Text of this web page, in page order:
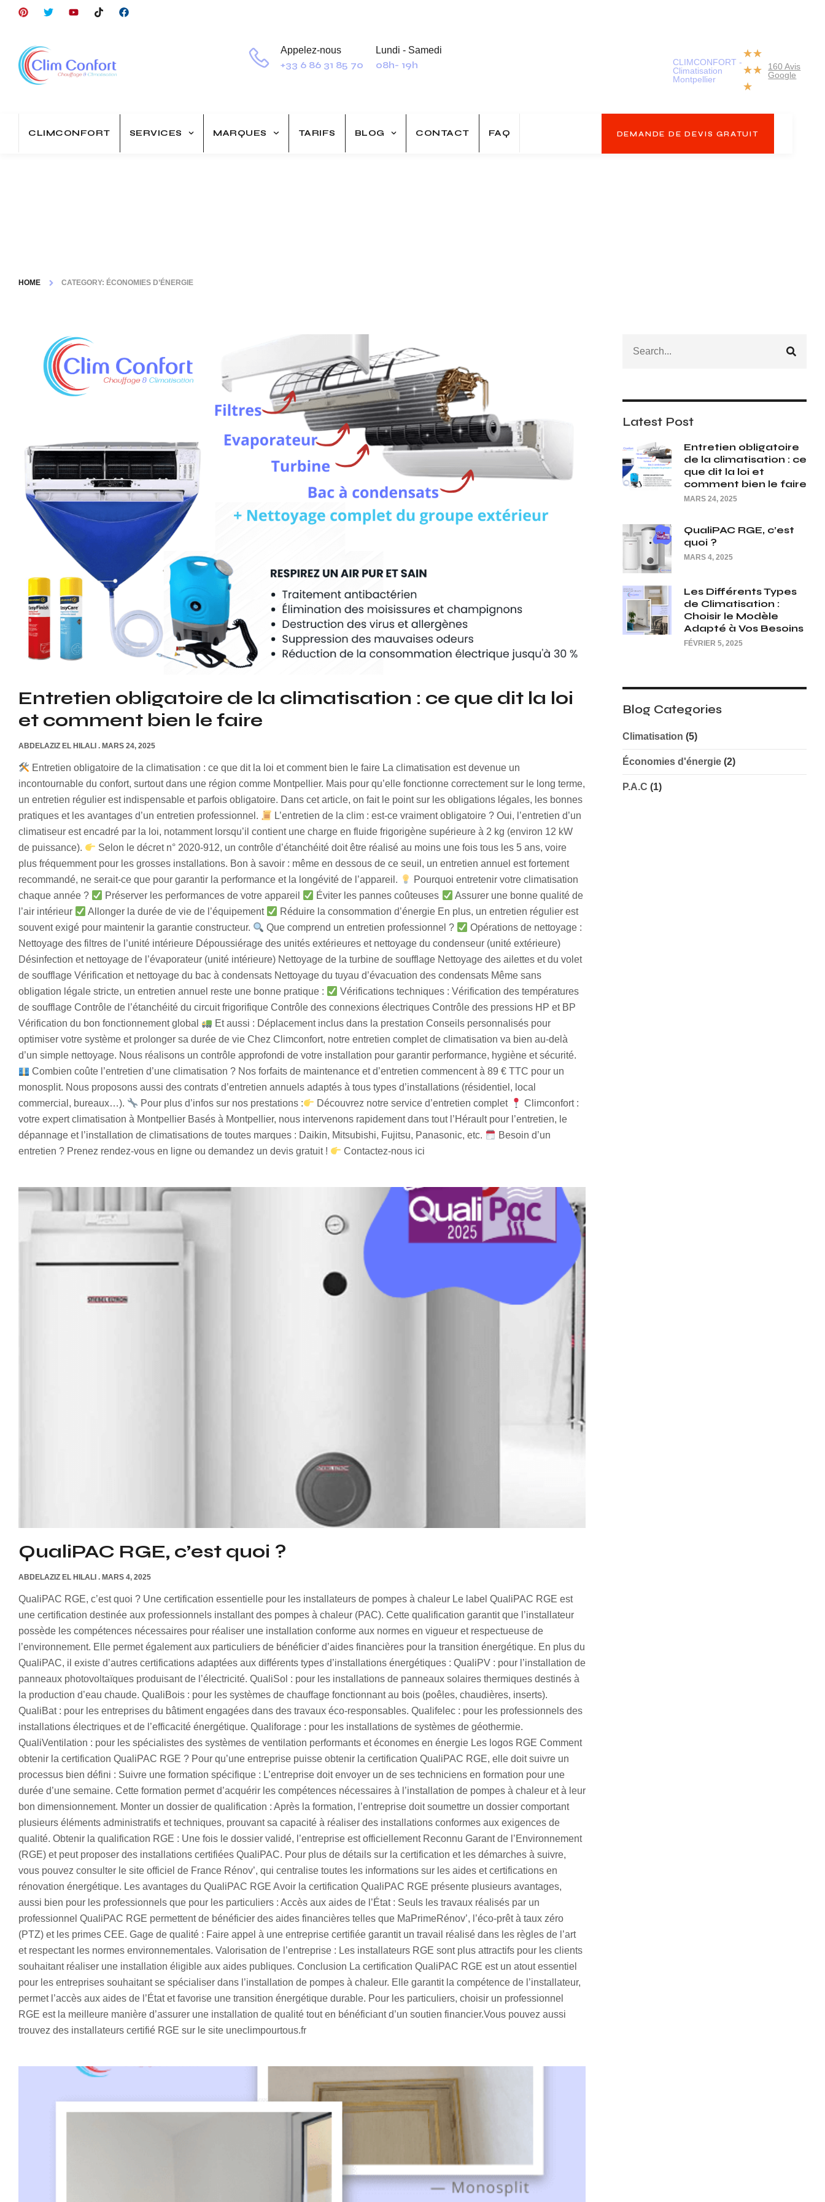
Appelez-nous
+33 6 86 31 85 70
Lundi - Samedi
08h- 19h
CLIMCONFORT -
Climatisation
Montpellier
★★
★★
★
160 Avis
Google
CLIMCONFORT SERVICES MARQUES TARIFS BLOG CONTACT FAQ DEMANDE DE DEVIS GRATUIT
HOME CATEGORY: ÉCONOMIES D’ÉNERGIE
Entretien obligatoire de la climatisation : ce que dit la loi
et comment bien le faire
ABDELAZIZ EL HILALI MARS 24, 2025
Entretien obligatoire de la climatisation : ce que dit la loi et comment bien le faire La climatisation est devenue un
incontournable du confort, surtout dans une région comme Montpellier. Mais pour qu’elle fonctionne correctement sur le long terme,
un entretien régulier est indispensable et parfois obligatoire. Dans cet article, on fait le point sur les obligations légales, les bonnes
pratiques et les avantages d’un entretien professionnel.
L’entretien de la clim : est-ce vraiment obligatoire ? Oui, l’entretien d’un
climatiseur est encadré par la loi, notamment lorsqu’il contient une charge en fluide frigorigène supérieure à 2 kg (environ 12 kW
de puissance).
Selon le décret n° 2020-912, un contrôle d’étanchéité doit être réalisé au moins une fois tous les 5 ans, voire
plus fréquemment pour les grosses installations. Bon à savoir : même en dessous de ce seuil, un entretien annuel est fortement
recommandé, ne serait-ce que pour garantir la performance et la longévité de l’appareil.
Pourquoi entretenir votre climatisation
chaque année ?
Préserver les performances de votre appareil Éviter les pannes coûteuses
Assurer une bonne qualité de
l’air intérieur
Allonger la durée de vie de l’équipement
Réduire la consommation d’énergie En plus, un entretien régulier est
souvent exigé pour maintenir la garantie constructeur.
Que comprend un entretien professionnel ?
Opérations de nettoyage :
Nettoyage des filtres de l’unité intérieure Dépoussiérage des unités extérieures et nettoyage du condenseur (unité extérieure)
Désinfection et nettoyage de l’évaporateur (unité intérieure) Nettoyage de la turbine de soufflage Nettoyage des ailettes et du volet
de soufflage Vérification et nettoyage du bac à condensats Nettoyage du tuyau d’évacuation des condensats Même sans
obligation légale stricte, un entretien annuel reste une bonne pratique :
Vérifications techniques : Vérification des températures
de soufflage Contrôle de l’étanchéité du circuit frigorifique Contrôle des connexions électriques Contrôle des pressions HP et BP
Vérification du bon fonctionnement global
Et aussi : Déplacement inclus dans la prestation Conseils personnalisés pour
optimiser votre système et prolonger sa durée de vie Chez Climconfort, notre entretien complet de climatisation va bien au-delà
d’un simple nettoyage. Nous réalisons un contrôle approfondi de votre installation pour garantir performance, hygiène et sécurité.
Combien coûte l’entretien d’une climatisation ? Nos forfaits de maintenance et d’entretien commencent à 89 € TTC pour un
monosplit. Nous proposons aussi des contrats d’entretien annuels adaptés à tous types d’installations (résidentiel, local
commercial, bureaux…).
Pour plus d’infos sur nos prestations : Découvrez notre service d’entretien complet
Climconfort :
votre expert climatisation à Montpellier Basés à Montpellier, nous intervenons rapidement dans tout l’Hérault pour l’entretien, le
dépannage et l’installation de climatisations de toutes marques : Daikin, Mitsubishi, Fujitsu, Panasonic, etc.
Besoin d’un
entretien ? Prenez rendez-vous en ligne ou demandez un devis gratuit !
Contactez-nous ici
QualiPAC RGE, c’est quoi ?
ABDELAZIZ EL HILALI MARS 4, 2025
QualiPAC RGE, c’est quoi ? Une certification essentielle pour les installateurs de pompes à chaleur Le label QualiPAC RGE est
une certification destinée aux professionnels installant des pompes à chaleur (PAC). Cette qualification garantit que l’installateur
possède les compétences nécessaires pour réaliser une installation conforme aux normes en vigueur et respectueuse de
l’environnement. Elle permet également aux particuliers de bénéficier d’aides financières pour la transition énergétique. En plus du
QualiPAC, il existe d’autres certifications adaptées aux différents types d’installations énergétiques : QualiPV : pour l’installation de
panneaux photovoltaïques produisant de l’électricité. QualiSol : pour les installations de panneaux solaires thermiques destinés à
la production d’eau chaude. QualiBois : pour les systèmes de chauffage fonctionnant au bois (poêles, chaudières, inserts).
QualiBat : pour les entreprises du bâtiment engagées dans des travaux éco-responsables. Qualifelec : pour les professionnels des
installations électriques et de l’efficacité énergétique. Qualiforage : pour les installations de systèmes de géothermie.
QualiVentilation : pour les spécialistes des systèmes de ventilation performants et économes en énergie Les logos RGE Comment
obtenir la certification QualiPAC RGE ? Pour qu’une entreprise puisse obtenir la certification QualiPAC RGE, elle doit suivre un
processus bien défini : Suivre une formation spécifique : L’entreprise doit envoyer un de ses techniciens en formation pour une
durée d’une semaine. Cette formation permet d’acquérir les compétences nécessaires à l’installation de pompes à chaleur et à leur
bon dimensionnement. Monter un dossier de qualification : Après la formation, l’entreprise doit soumettre un dossier comportant
plusieurs éléments administratifs et techniques, prouvant sa capacité à réaliser des installations conformes aux exigences de
qualité. Obtenir la qualification RGE : Une fois le dossier validé, l’entreprise est officiellement Reconnu Garant de l’Environnement
(RGE) et peut proposer des installations certifiées QualiPAC. Pour plus de détails sur la certification et les démarches à suivre,
vous pouvez consulter le site officiel de France Rénov’, qui centralise toutes les informations sur les aides et certifications en
rénovation énergétique. Les avantages du QualiPAC RGE Avoir la certification QualiPAC RGE présente plusieurs avantages,
aussi bien pour les professionnels que pour les particuliers : Accès aux aides de l’État : Seuls les travaux réalisés par un
professionnel QualiPAC RGE permettent de bénéficier des aides financières telles que MaPrimeRénov’, l’éco-prêt à taux zéro
(PTZ) et les primes CEE. Gage de qualité : Faire appel à une entreprise certifiée garantit un travail réalisé dans les règles de l’art
et respectant les normes environnementales. Valorisation de l’entreprise : Les installateurs RGE sont plus attractifs pour les clients
souhaitant réaliser une installation éligible aux aides publiques. Conclusion La certification QualiPAC RGE est un atout essentiel
pour les entreprises souhaitant se spécialiser dans l’installation de pompes à chaleur. Elle garantit la compétence de l’installateur,
permet l’accès aux aides de l’État et favorise une transition énergétique durable. Pour les particuliers, choisir un professionnel
RGE est la meilleure manière d’assurer une installation de qualité tout en bénéficiant d’un soutien financier.Vous pouvez aussi
trouvez des installateurs certifié RGE sur le site uneclimpourtous.fr
Latest Post
Entretien obligatoire
de la climatisation : ce
que dit la loi et
comment bien le faire
MARS 24, 2025
QualiPAC RGE, c’est
quoi ?
MARS 4, 2025
Les Différents Types
de Climatisation :
Choisir le Modèle
Adapté à Vos Besoins
FÉVRIER 5, 2025
Blog Categories
Climatisation (5)
Économies d'énergie (2)
P.A.C (1)